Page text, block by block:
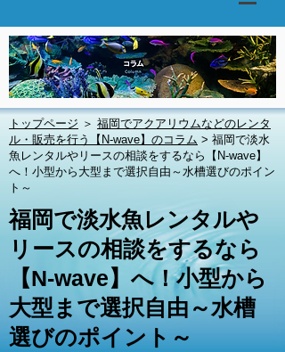
トップページ ＞ 福岡でアクアリウムなどのレンタ
ル・販売を行う【N-wave】のコラム > 福岡で淡水
魚レンタルやリースの相談をするなら【N-wave】
へ！小型から大型まで選択自由～水槽選びのポイン
ト～
福岡で淡水魚レンタルや
リースの相談をするなら
【N-wave】へ！小型から
大型まで選択自由～水槽
選びのポイント～